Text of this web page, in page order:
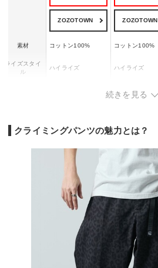
ZOZOTOWN ZOZOTOWN
素材 コットン100% コットン100%
ライズスタイ
ル
ハイライズ ハイライズ
続きを見る
クライミングパンツの魅力とは？